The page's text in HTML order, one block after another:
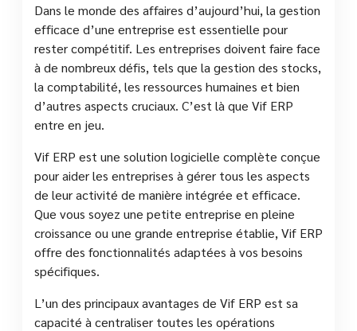
Dans le monde des affaires d’aujourd’hui, la gestion
efficace d’une entreprise est essentielle pour
rester compétitif. Les entreprises doivent faire face
à de nombreux défis, tels que la gestion des stocks,
la comptabilité, les ressources humaines et bien
d’autres aspects cruciaux. C’est là que Vif ERP
entre en jeu.
Vif ERP est une solution logicielle complète conçue
pour aider les entreprises à gérer tous les aspects
de leur activité de manière intégrée et efficace.
Que vous soyez une petite entreprise en pleine
croissance ou une grande entreprise établie, Vif ERP
offre des fonctionnalités adaptées à vos besoins
spécifiques.
L’un des principaux avantages de Vif ERP est sa
capacité à centraliser toutes les opérations